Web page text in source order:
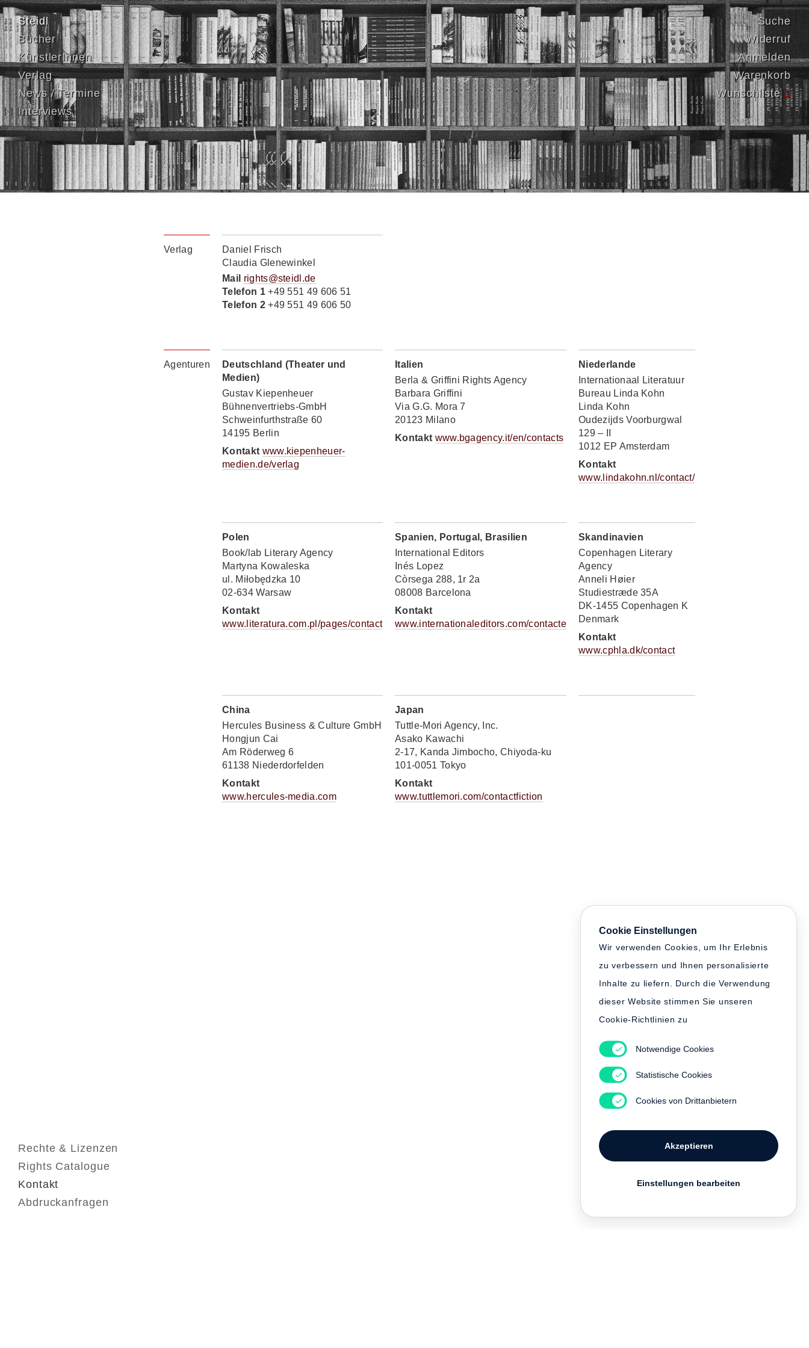
Steidl
Bücher
KünstlerInnen
Verlag
News / Termine
Interviews
Suche
Widerruf
Anmelden
Warenkorb
Wunschliste1
Rechte & Lizenzen
Rights Catalogue
Kontakt
Abdruckanfragen
Verlag
Daniel Frisch
Claudia Glenewinkel
Mail rights@steidl.de
Telefon 1+49 551 49 606 51
Telefon 2+49 551 49 606 50
Agenturen
Deutschland (Theater und
Medien)
Gustav Kiepenheuer
Bühnenvertriebs-GmbH
Schweinfurthstraße 60
14195 Berlin
Kontakt www.kiepenheuer-
medien.de/verlag
Italien
Berla & Griffini Rights Agency
Barbara Griffini
Via G.G. Mora 7
20123 Milano
Kontakt www.bgagency.it/en/contacts
Niederlande
Internationaal Literatuur
Bureau Linda Kohn
Linda Kohn
Oudezijds Voorburgwal
129 – II
1012 EP Amsterdam
Kontakt
www.lindakohn.nl/contact/
Polen
Book/lab Literary Agency
Martyna Kowaleska
ul. Miłobędzka 10
02-634 Warsaw
Kontakt
www.literatura.com.pl/pages/contact
Spanien, Portugal, Brasilien
International Editors
Inés Lopez
Còrsega 288, 1r 2a
08008 Barcelona
Kontakt
www.internationaleditors.com/contacte
Skandinavien
Copenhagen Literary
Agency
Anneli Høier
Studiestræde 35A
DK-1455 Copenhagen K
Denmark
Kontakt
www.cphla.dk/contact
China
Hercules Business & Culture GmbH
Hongjun Cai
Am Röderweg 6
61138 Niederdorfelden
Kontakt
www.hercules-media.com
Japan
Tuttle-Mori Agency, Inc.
Asako Kawachi
2-17, Kanda Jimbocho, Chiyoda-ku
101-0051 Tokyo
Kontakt
www.tuttlemori.com/contactfiction
Cookie Einstellungen
Wir verwenden Cookies, um Ihr Erlebnis
zu verbessern und Ihnen personalisierte
Inhalte zu liefern. Durch die Verwendung
dieser Website stimmen Sie unseren
Cookie-Richtlinien zu
Notwendige Cookies
Statistische Cookies
Cookies von Drittanbietern
Akzeptieren
Einstellungen bearbeiten